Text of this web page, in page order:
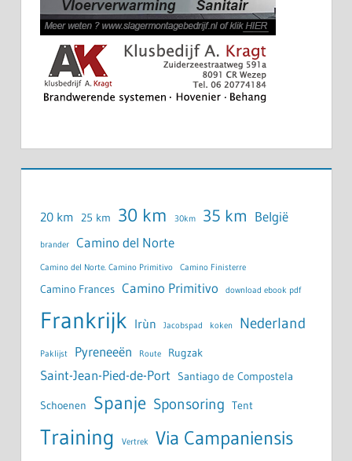
20 km 25 km 30 km 30km 35 km België
brander Camino del Norte
Camino del Norte. Camino Primitivo Camino Finisterre
Camino Frances Camino Primitivo download ebook pdf
Frankrijk Irùn Jacobspad koken Nederland
Paklijst Pyreneeën Route Rugzak
Saint-Jean-Pied-de-Port Santiago de Compostela
Schoenen Spanje Sponsoring Tent
Training Vertrek Via Campaniensis